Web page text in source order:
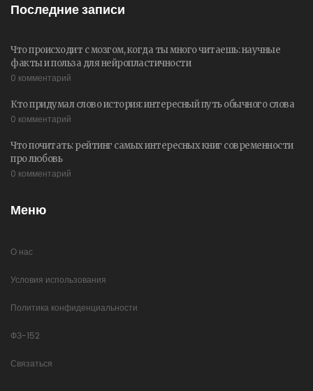
Последние записи
Что происходит с мозгом, когда ты много читаешь: научные
факты и польза для нейропластичности
0 комментарий
Кто придумал слово история: интересный путь обычного слова
0 комментарий
Что почитать: рейтинг самых интересных книг современности
про любовь
0 комментарий
Меню
О нас
Условия использования
Политика конфиденциальности
ФЗ-152
Связаться